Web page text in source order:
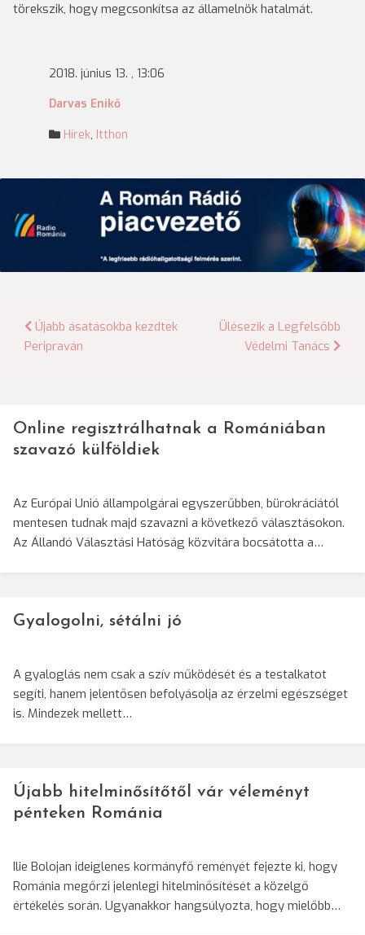
törekszik, hogy megcsonkítsa az államelnök hatalmát.
2018. június 13. , 13:06
Darvas Enikő
Hírek, Itthon
Bejegyzés
navigáció
Újabb ásatásokba kezdtek
Peripraván
Ülésezik a Legfelsőbb
Védelmi Tanács
Online regisztrálhatnak a Romániában
szavazó külföldiek
Az Európai Unió állampolgárai egyszerűbben, bürokráciától
mentesen tudnak majd szavazni a következő választásokon.
Az Állandó Választási Hatóság közvitára bocsátotta a…
Gyalogolni, sétálni jó
A gyaloglás nem csak a szív működését és a testalkatot
segíti, hanem jelentősen befolyásolja az érzelmi egészséget
is. Mindezek mellett…
Újabb hitelminősítőtől vár véleményt
pénteken Románia
Ilie Bolojan ideiglenes kormányfő reményét fejezte ki, hogy
Románia megőrzi jelenlegi hitelminősítését a közelgő
értékelés során. Ugyanakkor hangsúlyozta, hogy mielőbb…